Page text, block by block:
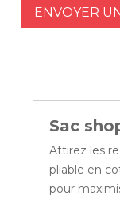
ENVOYER
Sac
Attirez les
pliable en
pour